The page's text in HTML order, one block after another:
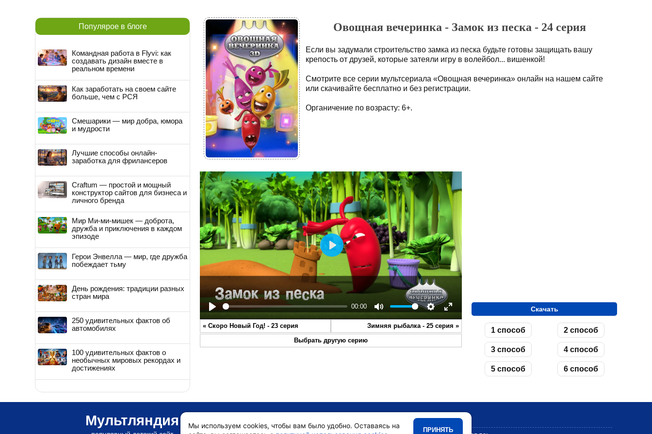
Овощная вечеринка - Замок из песка - 24 серия
Если вы задумали строительство замка из песка будьте готовы защищать вашу
крепость от друзей, которые затеяли игру в волейбол... вишенкой!
Смотрите все серии мультсериала «Овощная вечеринка» онлайн на нашем сайте
или скачивайте бесплатно и без регистрации.
Органичение по возрасту: 6+.
Play
00:00
Mute Settings
Enter
fullscreen
Play
« Скоро Новый Год! - 23 серия Зимняя рыбалка - 25 серия »
Выбрать другую серию
Скачать
1 способ 2 способ
3 способ 4 способ
5 способ 6 способ
Популярое в блоге
Командная работа в Flyvi: как
создавать дизайн вместе в
реальном времени
Как заработать на своем сайте
больше, чем с РСЯ
Смешарики — мир добра, юмора
и мудрости
Лучшие способы онлайн-
заработка для фрилансеров
Craftum — простой и мощный
конструктор сайтов для бизнеса и
личного бренда
Мир Ми-ми-мишек — доброта,
дружба и приключения в каждом
эпизоде
Герои Энвелла — мир, где дружба
побеждает тьму
День рождения: традиции разных
стран мира
250 удивительных фактов об
автомобилях
100 удивительных фактов о
необычных мировых рекордах и
достижениях
Мультляндия •Мультики
Мы используем cookies, чтобы вам было удобно. Оставаясь на
ПРИНЯТЬ